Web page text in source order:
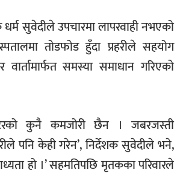
सुवेदीले उपचारमा लापरवाही नभएको
तोडफोड हुँदा प्रहरीले सहयोग
समस्या समाधान गरिएको
कुनै कमजोरी छैन । जबरजस्ती
पनि केही गरेन’, निर्देशक सुवेदीले भने,
हो ।’ सहमतिपछि मृतकका परिवारले